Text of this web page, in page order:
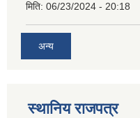
मिति: 06/23/2024 - 20:18
अन्य
स्थानिय राजपत्र